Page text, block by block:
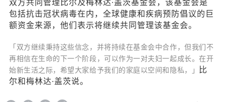
双方共同管理比尔及梅林达·盖茨基金会，该基金会是
包括抗击冠状病毒在内，全球健康和疾病预防倡议的巨
额资金来源，他们表示将继续共同管理该基金会。
「双方继续秉持这些信念，并将持续在基金会中合作，但我们不
再相信在生命的下一个阶段，可以作为一对夫妇一起成长。在开
始新生活之际，希望大家给予我们的家庭以空间和隐私，」
比
尔和梅林达·盖茨说。